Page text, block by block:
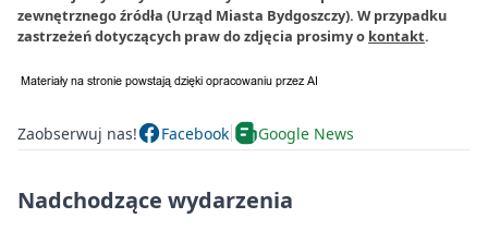
zewnętrznego źródła (Urząd Miasta Bydgoszczy). W przypadku
zastrzeżeń dotyczących praw do zdjęcia prosimy o kontakt.
Zaobserwuj nas! Facebook Google News
Nadchodzące wydarzenia